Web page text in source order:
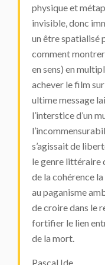
physique et
invisible, donc
un être spatialisé
comment
en sens) en
achever le film
ultime message
l’interstice d’un
s’agissait de
le genre littéraire
de la cohérence
au paganisme
de croire dans le
fortifier le lien
de la mort.
Pascal Ide